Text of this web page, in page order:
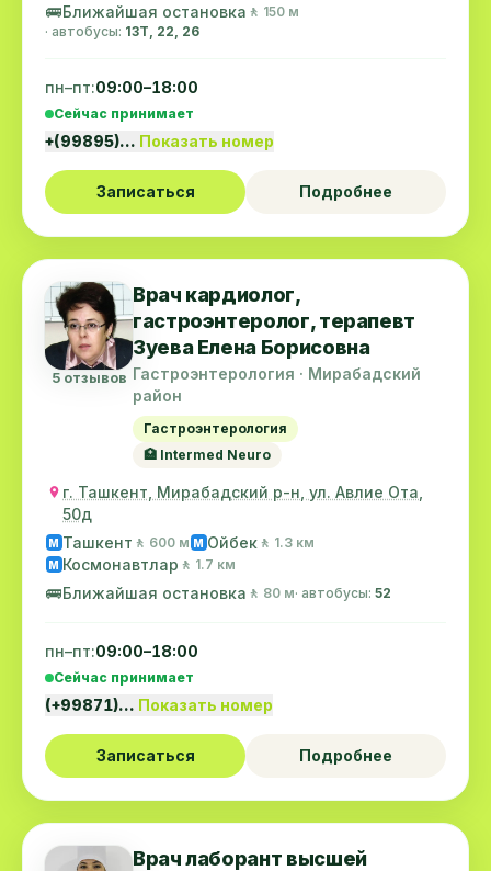
🚌Ближайшая остановка 🚶 150 м
· автобусы: 13Т, 22, 26
пн–пт:09:00–18:00
Сейчас принимает
+(99895)… Показать номер
Записаться Подробнее
5 отзывов
Врач кардиолог,
гастроэнтеролог, терапевт
Зуева Елена Борисовна
Гастроэнтерология · Мирабадский
район
Гастроэнтерология
🏥 Intermed Neuro
г. Ташкент, Мирабадский р-н, ул. Авлие Ота,
50д
M Ташкент 🚶 600 м M Ойбек 🚶 1.3 км
M Космонавтлар 🚶 1.7 км
🚌Ближайшая остановка 🚶 80 м· автобусы: 52
пн–пт:09:00–18:00
Сейчас принимает
(+99871)… Показать номер
Записаться Подробнее
Врач лаборант высшей